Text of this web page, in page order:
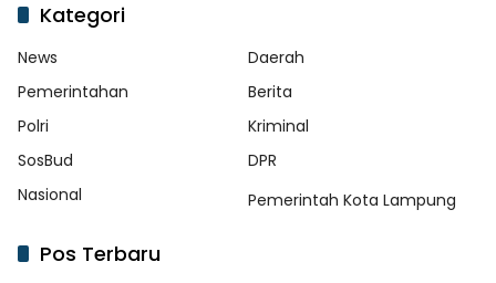
Kategori
News
Daerah
Pemerintahan
Berita
Polri
Kriminal
SosBud
DPR
Nasional
Pemerintah Kota Lampung
Pos Terbaru